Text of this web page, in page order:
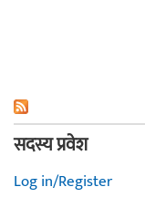
सदस्य प्रवेश
Log in/Register